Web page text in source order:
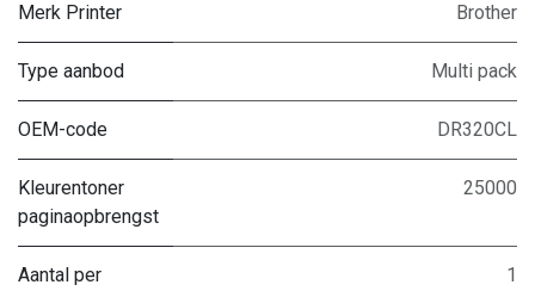
Merk Printer Brother
Type aanbod Multi pack
OEM-code DR320CL
Kleurentoner
paginaopbrengst
25000
Aantal per
1